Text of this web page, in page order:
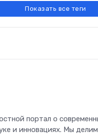
Показать все теги
портал о
и инновациях. Мы